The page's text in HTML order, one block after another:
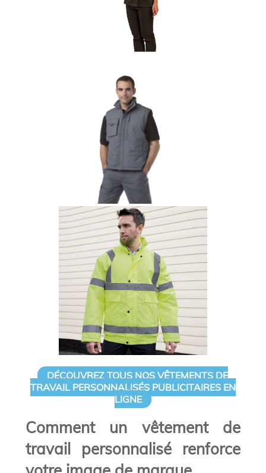
DÉCOUVREZ TOUS NOS VÊTEMENTS DE
TRAVAIL PERSONNALISÉS PUBLICITAIRES EN
LIGNE
Comment un vêtement de
travail personnalisé renforce